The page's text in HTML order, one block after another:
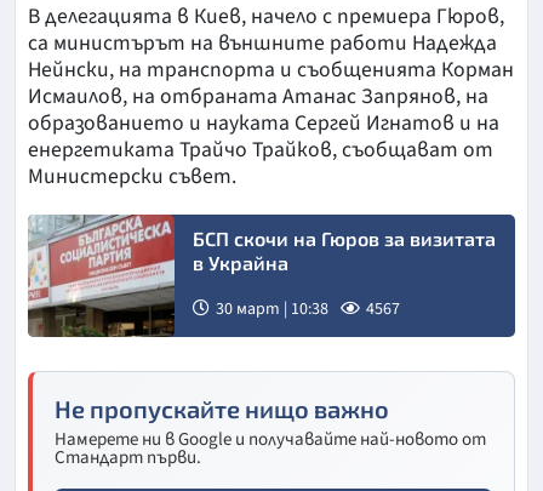
В делегацията в Киев, начело с премиера Гюров,
са министърът на външните работи Надежда
Нейнски, на транспорта и съобщенията Корман
Исмаилов, на отбраната Атанас Запрянов, на
образованието и науката Сергей Игнатов и на
енергетиката Трайчо Трайков, съобщават от
Министерски съвет.
БСП скочи на Гюров за визитата
в Украйна
30 март | 10:38 4567
Не пропускайте нищо важно
Намерете ни в Google и получавайте най-новото от
Стандарт първи.